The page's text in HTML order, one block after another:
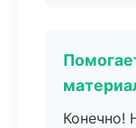
Конечно!